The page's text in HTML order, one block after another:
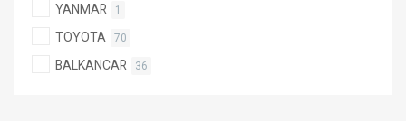
YANMAR 1
TOYOTA 70
BALKANCAR 36